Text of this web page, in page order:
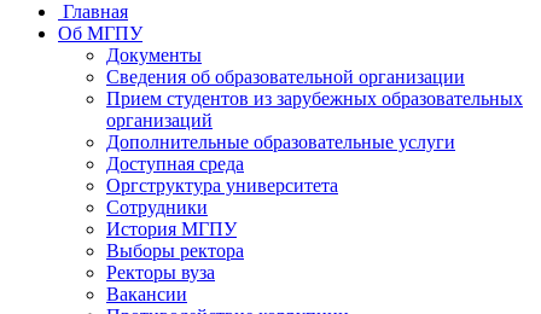
Главная
Об МГПУ
Документы
Сведения об образовательной организации
Прием студентов из зарубежных образовательных
организаций
Дополнительные образовательные услуги
Доступная среда
Оргструктура университета
Сотрудники
История МГПУ
Выборы ректора
Ректоры вуза
Вакансии